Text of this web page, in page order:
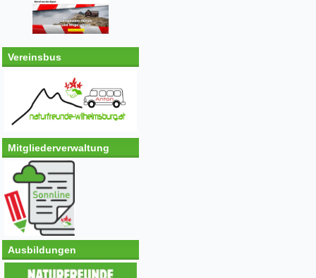
Vereinsbus
Mitgliederverwaltung
Ausbildungen